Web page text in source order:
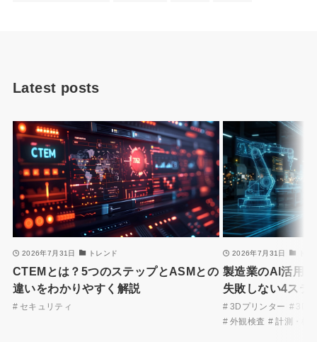
Latest posts
2026年7月31日 トレンド
CTEMとは？5つのステップとASMとの
違いをわかりやすく解説
セキュリティ
2026年7月31日
製造業のAI活用
失敗しない4ステ
3Dプリンター
3D
外観検査
計測・検